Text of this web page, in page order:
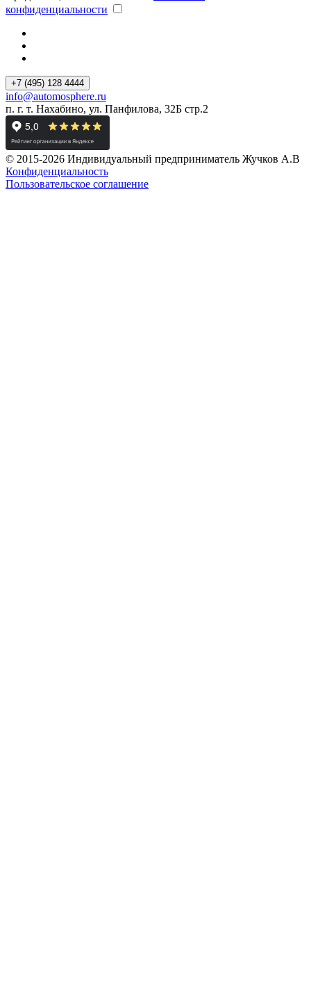
конфиденциальности
+7 (495) 128 4444
info@automosphere.ru
п. г. т. Нахабино, ул. Панфилова, 32Б стр.2
© 2015-2026 Индивидуальный предприниматель Жучков А.В
Конфиденциальность
Пользовательское соглашение